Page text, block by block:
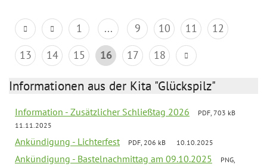
1 ... 9 10 11
12
13
14 15 16 17 18
Informationen aus der Kita "Glückspilz"
Information - Zusätzlicher Schließtag 2026
PDF, 703 kB
11.11.2025
Ankündigung - Lichterfest PDF, 206 kB 10.10.2025
Ankündigung - Bastelnachmittag am 09.10.2025
PNG,